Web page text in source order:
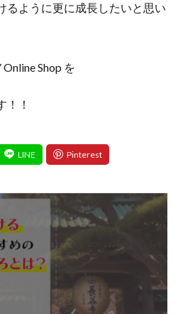
るように更に成長したいと思い
Shop を
！！